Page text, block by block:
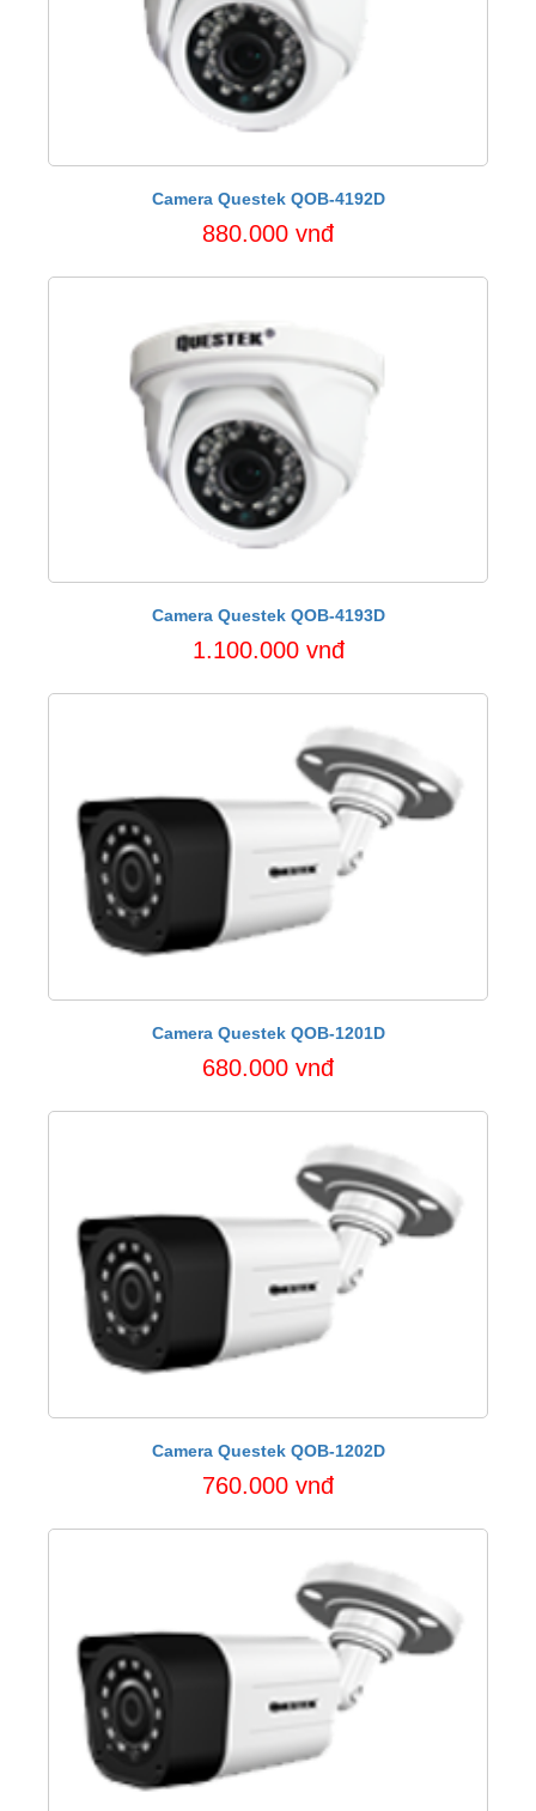
Camera Questek QOB-4192D
880.000 vnđ
Camera Questek QOB-4193D
1.100.000 vnđ
Camera Questek QOB-1201D
680.000 vnđ
Camera Questek QOB-1202D
760.000 vnđ